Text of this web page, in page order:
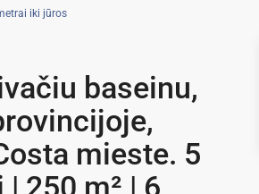
iki jūros
baseinu,
mieste. 5
250 m² | 6